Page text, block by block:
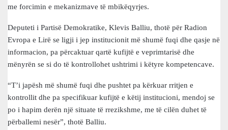
me forcimin e mekanizmave të mbikëqyrjes.
Deputeti i Partisë Demokratike, Klevis Balliu, thotë për Radion
Evropa e Lirë se ligji i jep institucionit më shumë fuqi dhe qasje në
informacion, pa përcaktuar qartë kufijtë e veprimtarisë dhe
mënyrën se si do të kontrollohet ushtrimi i këtyre kompetencave.
“T’i japësh më shumë fuqi dhe pushtet pa kërkuar rritjen e
kontrollit dhe pa specifikuar kufijtë e këtij institucioni, mendoj se
po i hapim derën një situate të rrezikshme, me të cilën duhet të
përballemi nesër”, thotë Balliu.